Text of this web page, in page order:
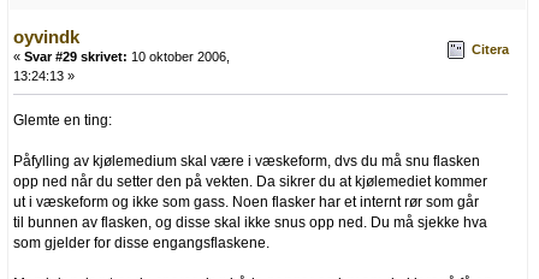
oyvindk
« Svar #29 skrivet: 10 oktober 2006,
13:24:13 »
Citera
Glemte en ting:
Påfylling av kjølemedium skal være i væskeform, dvs du må snu flasken
opp ned når du setter den på vekten. Da sikrer du at kjølemediet kommer
ut i væskeform og ikke som gass. Noen flasker har et internt rør som går
til bunnen av flasken, og disse skal ikke snus opp ned. Du må sjekke hva
som gjelder for disse engangsflaskene.